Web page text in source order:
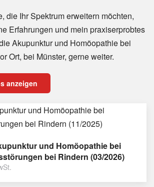
die Ihr Spektrum erweitern möchten,
Erfahrungen und mein praxiserprobtes
Akupunktur und Homöopathie bei
Ort, bei Münster, gerne weiter.
anzeigen
und Homöopathie bei
bei Rindern (03/2026)